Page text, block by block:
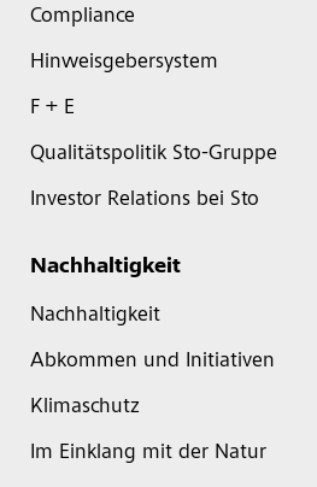
Compliance
Hinweisgebersystem
F + E
Qualitätspolitik Sto-Gruppe
Investor Relations bei Sto
Nachhaltigkeit
Nachhaltigkeit
Abkommen und Initiativen
Klimaschutz
Im Einklang mit der Natur